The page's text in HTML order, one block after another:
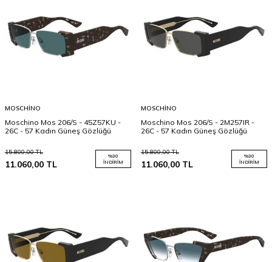
MOSCHINO
Moschino Mos 206/S - 45Z57KU -
26C - 57 Kadın Güneş Gözlüğü
15.800,00TL
11.060,00 TL
%30
İNDIRIM
MOSCHINO
Moschino Mos 206/S - 2M257IR -
26C - 57 Kadın Güneş Gözlüğü
15.800,00TL
11.060,00 TL
%30
İNDIRIM